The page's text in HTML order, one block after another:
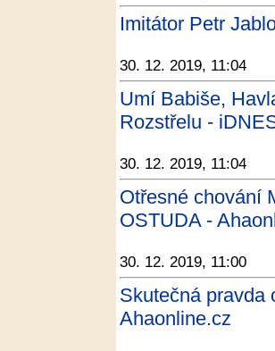
Imitátor Petr
30. 12. 2019, 11:04
Umí Babiše,
Rozstřelu -
30. 12. 2019, 11:04
Otřesné chování
OSTUDA -
30. 12. 2019, 11:00
Skutečná pravda
Ahaonline.cz